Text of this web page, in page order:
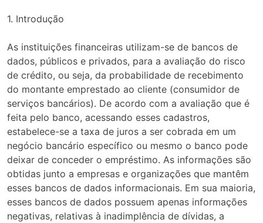
1. Introdução
As instituições financeiras utilizam-se de bancos de
dados, públicos e privados, para a avaliação do risco
de crédito, ou seja, da probabilidade de recebimento
do montante emprestado ao cliente (consumidor de
serviços bancários). De acordo com a avaliação que é
feita pelo banco, acessando esses cadastros,
estabelece-se a taxa de juros a ser cobrada em um
negócio bancário específico ou mesmo o banco pode
deixar de conceder o empréstimo. As informações são
obtidas junto a empresas e organizações que mantêm
esses bancos de dados informacionais. Em sua maioria,
esses bancos de dados possuem apenas informações
negativas, relativas à inadimplência de dívidas, a